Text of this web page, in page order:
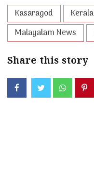
Kasaragod Kerala
Malayalam News
Share this story